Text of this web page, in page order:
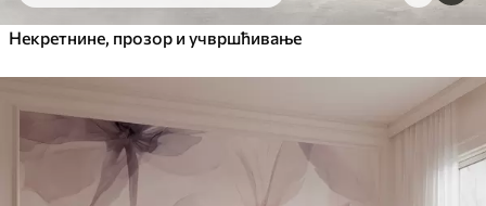
Некретнине, прозор и учвршћивање